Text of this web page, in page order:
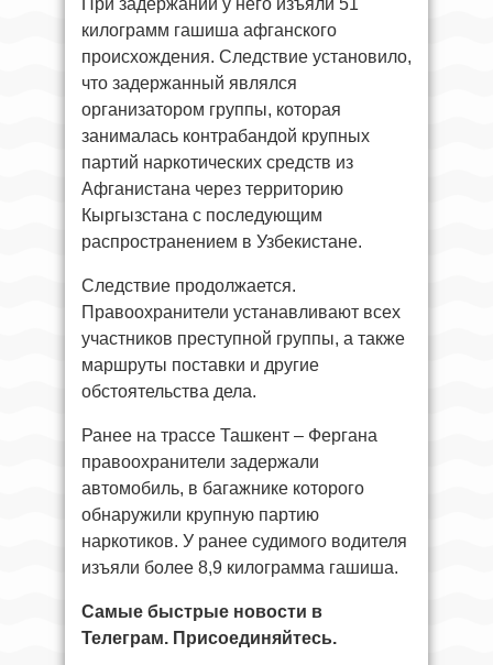
килограмм гашиша афганского
происхождения. Следствие установило,
что задержанный являлся
организатором группы, которая
занималась контрабандой крупных
партий наркотических средств из
Афганистана через территорию
Кыргызстана с последующим
распространением в Узбекистане.
Следствие продолжается.
Правоохранители устанавливают всех
участников преступной группы, а также
маршруты поставки и другие
обстоятельства дела.
Ранее на трассе Ташкент – Фергана
правоохранители задержали
автомобиль, в багажнике которого
обнаружили крупную партию
наркотиков. У ранее судимого водителя
изъяли более 8,9 килограмма гашиша.
Самые быстрые новости в
Телеграм. Присоединяйтесь.